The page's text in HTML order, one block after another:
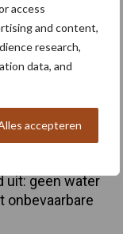
access
and content,
research,
data, and
accepteren
van schijven
AVR
uit: geen water
onbevaarbare